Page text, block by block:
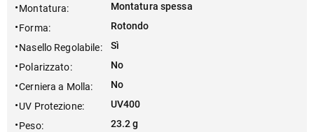
Montatura:
Montatura spessa
Forma:
Rotondo
Nasello Regolabile:
Sì
Polarizzato:
No
Cerniera a Molla:
No
UV Protezione:
UV400
Peso: 23.2 g